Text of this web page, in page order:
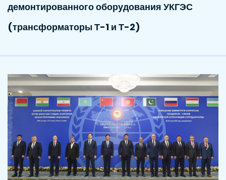
демонтированного оборудования УКГЭС
(трансформаторы Т-1 и Т-2)